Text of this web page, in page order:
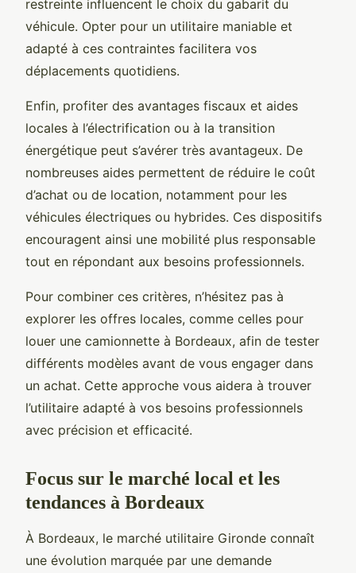
restreinte influencent le choix du gabarit du
véhicule. Opter pour un utilitaire maniable et
adapté à ces contraintes facilitera vos
déplacements quotidiens.
Enfin, profiter des avantages fiscaux et aides
locales à l’électrification ou à la transition
énergétique peut s’avérer très avantageux. De
nombreuses aides permettent de réduire le coût
d’achat ou de location, notamment pour les
véhicules électriques ou hybrides. Ces dispositifs
encouragent ainsi une mobilité plus responsable
tout en répondant aux besoins professionnels.
Pour combiner ces critères, n’hésitez pas à
explorer les offres locales, comme celles pour
louer une camionnette à Bordeaux, afin de tester
différents modèles avant de vous engager dans
un achat. Cette approche vous aidera à trouver
l’utilitaire adapté à vos besoins professionnels
avec précision et efficacité.
Focus sur le marché local et les
tendances à Bordeaux
À Bordeaux, le marché utilitaire Gironde connaît
une évolution marquée par une demande